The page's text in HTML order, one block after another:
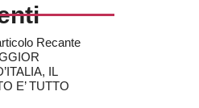
Recante
IL
E’ TUTTO